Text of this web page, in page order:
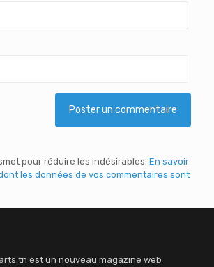
pour réduire les indésirables. En savoir
les données de vos commentaires sont
est un nouveau magazine web